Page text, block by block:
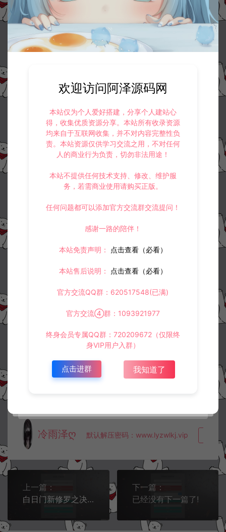
资源下载
此资源下载价格为 50 星钻，请先 登录
©版权免责声明
若您需要商业运营或用于其他商业活动，请您购买正版授权并合法
如果本站有侵犯、不妥之处的资源，请在网站右边客服联系我们。
本站提供的所有资源仅供参考学习使用，不存在任何商业目的与商
侵权联系邮箱：32838727@qq.com
白日门传奇 狂拽屠龙-CDK角色名授权后台+GM授
权后台+使用教程 https://www.lyzwlkj.vip/26020/dzht/brmcq/
冷雨泽ღ 默认解压密码：www.lyzwlkj.vip
上一篇：
白日门新修罗之决战斗罗第三季-CDK角色授权多功能后台+GM授权后台+使用说明
下一篇：
已经没有下一篇了!
欢迎访问阿泽源码网
本站仅为个人爱好搭建，分享个人建站心
得，收集优质资源分享。本站所有收录资源
均来自于互联网收集，并不对内容完整性负
责。本站资源仅供学习交流之用，不对任何
人的商业行为负责，切勿非法用途！
本站不提供任何技术支持、修改、维护服
务，若需商业使用请购买正版。
任何问题都可以添加官方交流群交流提问！
感谢一路的陪伴！
本站免责声明： 点击查看（必看）
本站售后说明： 点击查看（必看）
官方交流QQ群：620517548(已满)
官方交流④群：1093921977
终身会员专属QQ群：720209672（仅限终
身VIP用户入群）
点击进群 我知道了